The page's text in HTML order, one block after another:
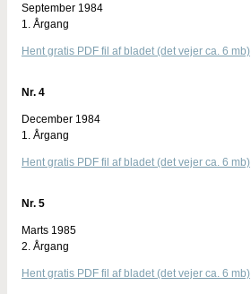
September 1984
1. Årgang
Hent gratis PDF fil af bladet (det vejer ca. 6 mb)
Nr. 4
December 1984
1. Årgang
Hent gratis PDF fil af bladet (det vejer ca. 6 mb)
Nr. 5
Marts 1985
2. Årgang
Hent gratis PDF fil af bladet (det vejer ca. 6 mb)